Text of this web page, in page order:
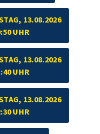
13.08.2026
UHR
13.08.2026
UHR
13.08.2026
UHR